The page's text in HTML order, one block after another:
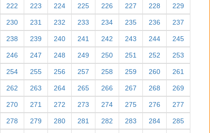
222 223 224 225 226 227 228 229
230 231 232 233 234 235 236 237
238 239 240 241 242 243 244 245
246 247 248 249 250 251 252 253
254 255 256 257 258 259 260 261
262 263 264 265 266 267 268 269
270 271 272 273 274 275 276 277
278 279 280 281 282 283 284 285